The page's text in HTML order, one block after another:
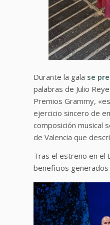
Durante la gala se
palabras de Julio
Premios Grammy,
ejercicio sincero de
composición musical
de Valencia que
Tras el estreno en el
beneficios